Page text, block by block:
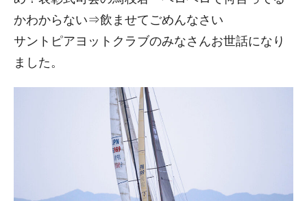
かわからない⇒飲ませてごめんなさい
サントピアヨットクラブのみなさんお世話になり
ました。